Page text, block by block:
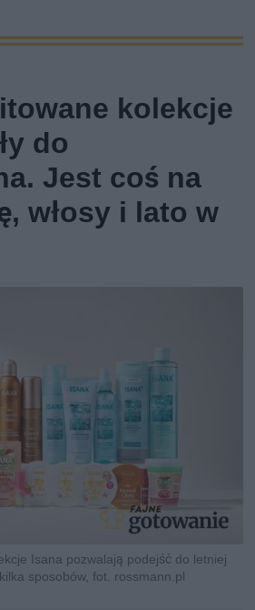
kolekcje
do
Jest coś na
włosy i lato w
Isana pozwalają podejść do letniej
sposobów, fot. rossmann.pl